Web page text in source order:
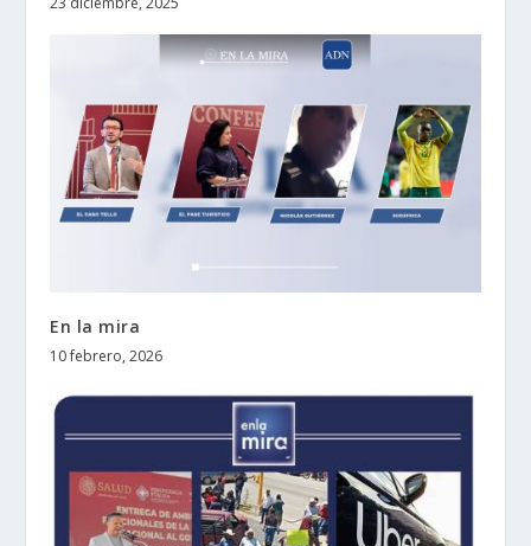
En la mira
10 febrero, 2026